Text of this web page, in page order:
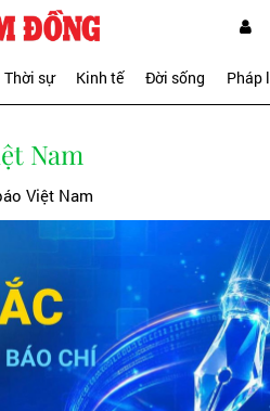
Thời sự Kinh tế Đời sống Pháp
Nam
Việt Nam